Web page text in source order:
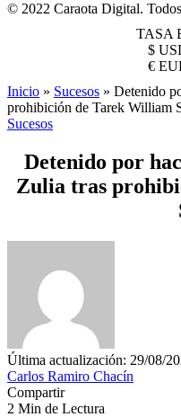
© 2022 Caraota Digital.
TASA
$
€
Inicio » Sucesos » Detenido
prohibición de Tarek William
Sucesos
Detenido por
Zulia tras
Última actualización: 29/08/
Carlos Ramiro Chacín
Compartir
2 Min de Lectura